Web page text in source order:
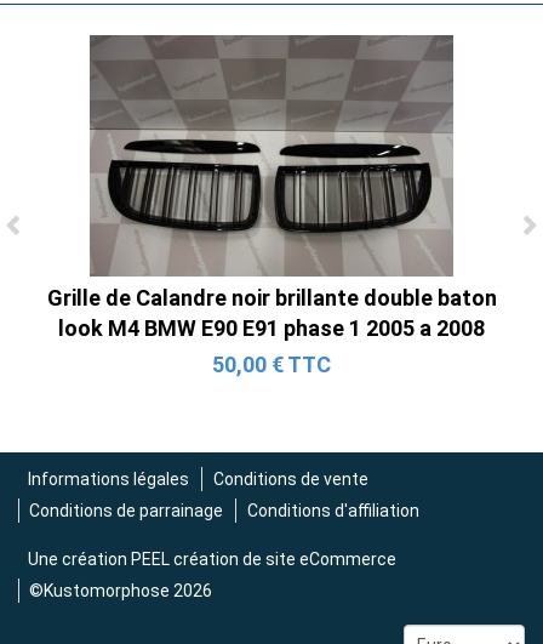
Ligne Cat-Back Active 4 Sorties avec
Tube en H pour Ford Mustang GT & V6
(2015-2023)
2 690,00 € TTC
Grille de Calandre noir brillante double baton
look M4 BMW E90 E91 phase 1 2005 a 2008
50,00 € TTC
Informations légales
Conditions de vente
Conditions de parrainage
Conditions d'affiliation
Une création PEEL création de site eCommerce
©Kustomorphose 2026